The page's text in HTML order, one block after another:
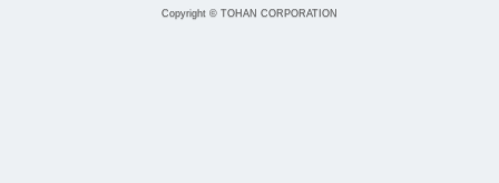
Copyright © TOHAN CORPORATION